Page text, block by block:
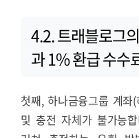
4.2. 트래블로그
과 1% 환급 수수
첫째, 하나금융그룹 계
및 충전 자체가 불가능